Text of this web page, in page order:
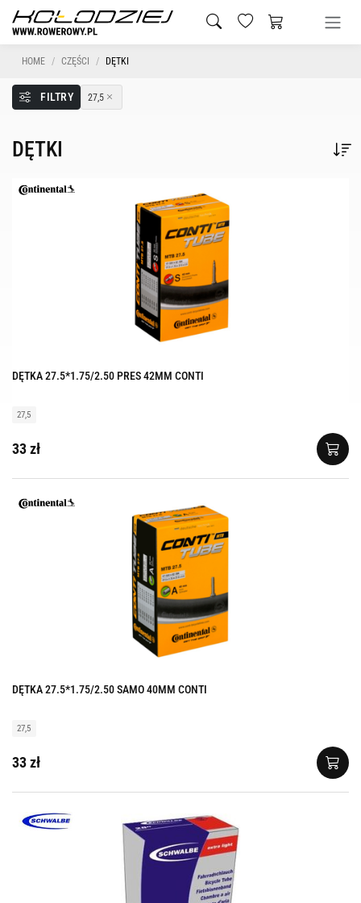
HOME CZĘŚCI DĘTKI
FILTRY 27,5
DĘTKI
DĘTKA 27.5*1.75/2.50 PRES 42MM CONTI
27,5
33 zł
DĘTKA 27.5*1.75/2.50 SAMO 40MM CONTI
27,5
33 zł